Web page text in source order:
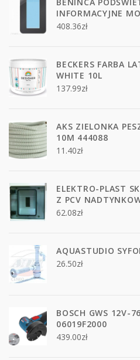
INFORMACYJNE
408.36zł
BECKERS FARBA
WHITE 10L
137.99zł
AKS ZIELONKA
10M 444088
11.40zł
ELEKTRO-PLAST
Z PCV
62.08zł
AQUASTUDIO
26.50zł
BOSCH GWS 12V-
06019F2000
439.00zł